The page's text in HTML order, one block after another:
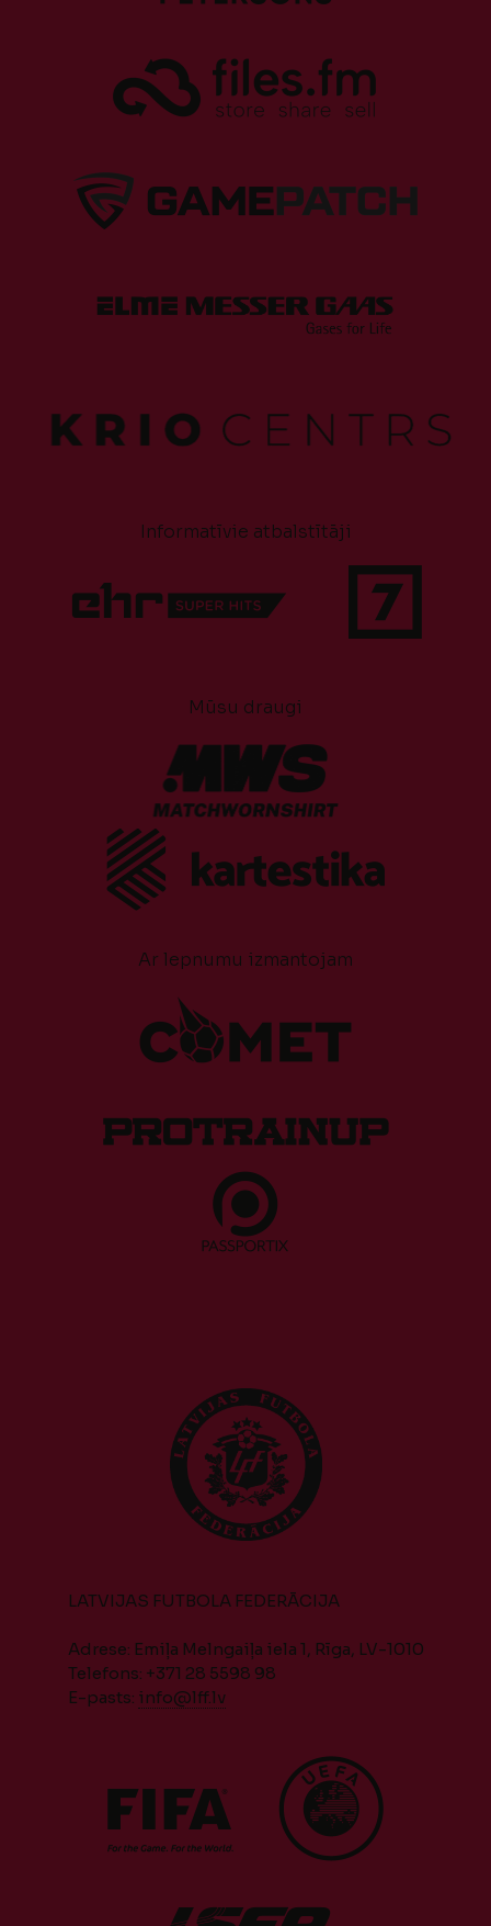
Informatīvie atbalstītāji
Mūsu draugi
Ar lepnumu izmantojam
LATVIJAS FUTBOLA FEDERĀCIJA
Adrese: Emiļa Melngaiļa iela 1, Rīga, LV-1010
Telefons: +371 28 5598 98
E-pasts: info@lff.lv